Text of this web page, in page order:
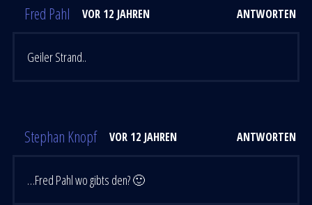
Fred Pahl VOR 12 JAHREN ANTWORTEN
Geiler Strand..
Stephan Knopf VOR 12 JAHREN ANTWORTEN
…Fred Pahl wo gibts den? 🙂